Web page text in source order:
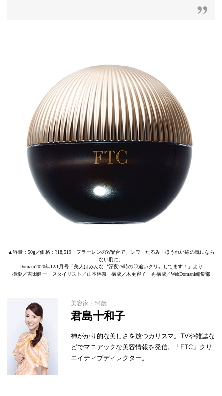
▲容量：50g／価格：¥18,519 フラーレンのW配合で、シワ・たるみ・ほうれい線の気になら
ない肌に。
Domani2020年12/1月号「美人はみんな〝深夜25時の♡追いクリ〟してます！」より
撮影／吉田健一 スタイリスト／山本瑶奈 構成／木更容子 再構成／WebDomani編集部
美容家・54歳
君島十和子
神がかり的な美しさを放つカリスマ。TVや雑誌な
どでマニアックな美容情報を発信。「FTC」クリ
エイティブディレクター。